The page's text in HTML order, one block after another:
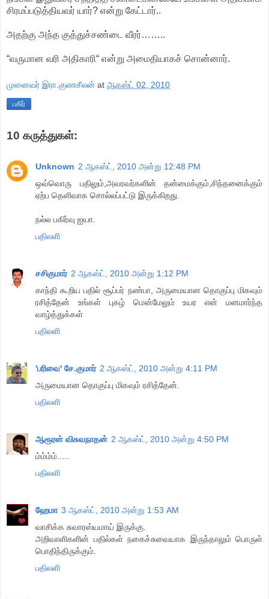
சிரமப்படுத்தியவர் யார்? என்று கேட்டார்..
அதற்கு அந்த குத்துச்சண்டை வீரர்……..
“வருமான வரி அதிகாரி“ என்று அமைதியாகச் சொன்னார்.
முனைவர் இரா.குணசீலன் at ஆகஸ்ட் 02, 2010
பகிர்
10 கருத்துகள்:
Unknown 2 ஆகஸ்ட், 2010 அன்று 12:48 PM
ஒவ்வொரு பதிலும்,அவரவர்களின் தன்மைக்கும்,சிந்தனைக்கும்
ஏற்ப தெளிவாக சொல்லப்பட்டு இருக்கிறது.
நல்ல பகிர்வு ஐயா.
பதிலளி
சசிகுமார் 2 ஆகஸ்ட், 2010 அன்று 1:12 PM
காந்தி கூறிய பதில் சூப்பர் நண்பா, அருமையான தொகுப்பு மிகவும்
ரசித்தேன் உங்கள் புகழ் மென்மேலும் உயர என் மனமார்ந்த
வாழ்த்துக்கள்
பதிலளி
'பரிவை' சே.குமார் 2 ஆகஸ்ட், 2010 அன்று 4:11 PM
அருமையான தொகுப்பு மிகவும் ரசித்தேன்.
பதிலளி
ஆரூரன் விசுவநாதன் 2 ஆகஸ்ட், 2010 அன்று 4:50 PM
ம்ம்ம்ம்.....
பதிலளி
ஹேமா 3 ஆகஸ்ட், 2010 அன்று 1:53 AM
வாசிக்க சுவாரஸ்யமாய் இருக்கு.
அறிவாளிகளின் பதில்கள் நகைச்சுவையாக இருந்தாலும் பொருள்
பொதிந்திருக்கும்.
பதிலளி